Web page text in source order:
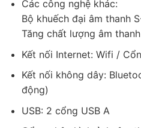
Các công nghệ khác:
Bộ khuếch đại âm thanh
Tăng chất lượng âm
Kết nối Internet: Wifi /
Kết nối không dây:
động)
USB: 2 cổng USB A